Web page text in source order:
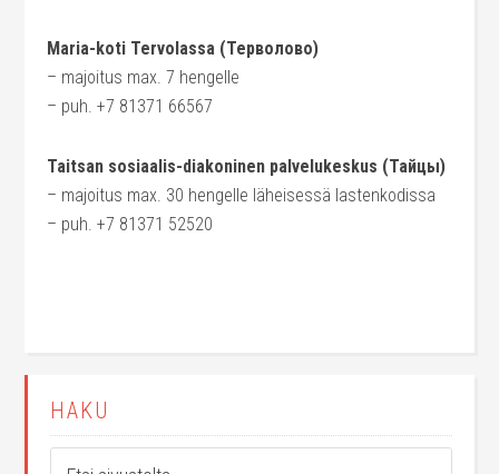
Maria-koti Tervolassa (Терволово)
– majoitus max. 7 hengelle
– puh. +7 81371 66567
Taitsan sosiaalis-diakoninen palvelukeskus (Тайцы)
– majoitus max. 30 hengelle läheisessä lastenkodissa
– puh. +7 81371 52520
HAKU